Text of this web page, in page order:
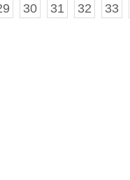
30 31 32 33